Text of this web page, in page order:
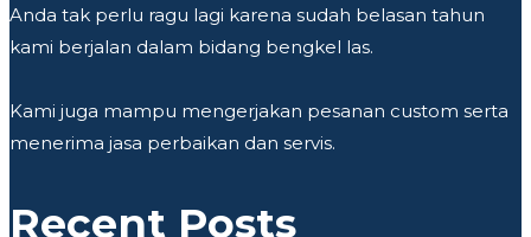
Anda tak perlu ragu lagi karena sudah belasan tahun
kami berjalan dalam bidang bengkel las.
Kami juga mampu mengerjakan pesanan custom serta
menerima jasa perbaikan dan servis.
Recent Posts